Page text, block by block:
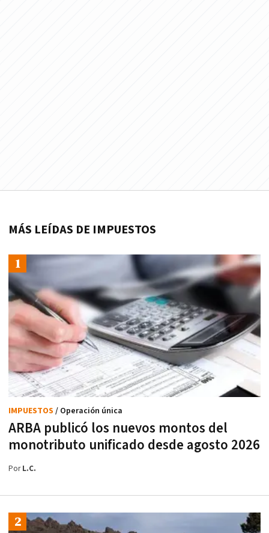
MÁS LEÍDAS DE IMPUESTOS
ARBA publicó los nuevos montos del
monotributo unificado desde agosto 2026
IMPUESTOS / Operación única
PorL.C.